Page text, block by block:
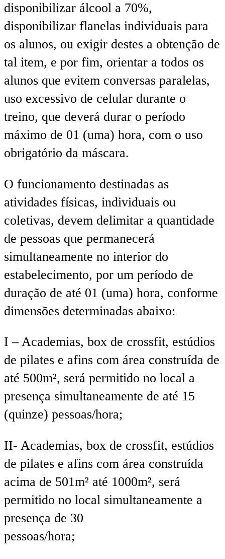
disponibilizar álcool a 70%,
disponibilizar flanelas individuais para
os alunos, ou exigir destes a obtenção de
tal item, e por fim, orientar a todos os
alunos que evitem conversas paralelas,
uso excessivo de celular durante o
treino, que deverá durar o período
máximo de 01 (uma) hora, com o uso
obrigatório da máscara.
O funcionamento destinadas as
atividades físicas, individuais ou
coletivas, devem delimitar a quantidade
de pessoas que permanecerá
simultaneamente no interior do
estabelecimento, por um período de
duração de até 01 (uma) hora, conforme
dimensões determinadas abaixo:
I – Academias, box de crossfit, estúdios
de pilates e afins com área construída de
até 500m², será permitido no local a
presença simultaneamente de até 15
(quinze) pessoas/hora;
II- Academias, box de crossfit, estúdios
de pilates e afins com área construída
acima de 501m² até 1000m², será
permitido no local simultaneamente a
presença de 30
pessoas/hora;